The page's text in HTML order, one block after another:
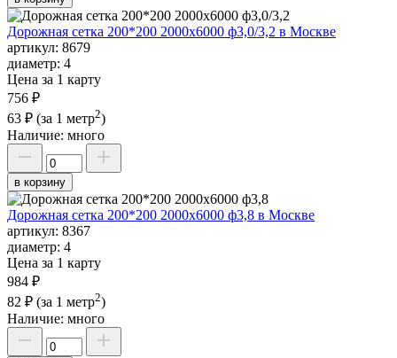
Дорожная сетка 200*200 2000х6000 ф3,0/3,2 в Москве
артикул: 8679
диаметр: 4
Цена за 1 карту
756 ₽
63 ₽ (за 1 метр2)
Наличие: много
в корзину
Дорожная сетка 200*200 2000х6000 ф3,8 в Москве
артикул: 8367
диаметр: 4
Цена за 1 карту
984 ₽
82 ₽ (за 1 метр2)
Наличие: много